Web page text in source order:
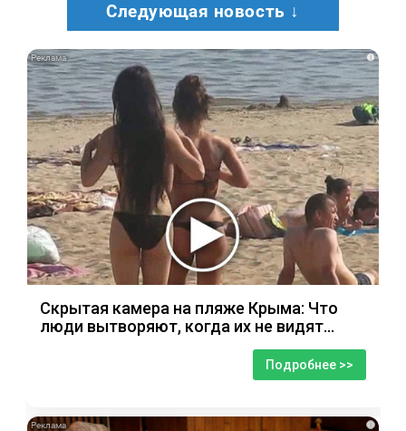
Следующая новость ↓
i
Скрытая камера на пляже Крыма: Что
люди вытворяют, когда их не видят...
Подробнее >>
i